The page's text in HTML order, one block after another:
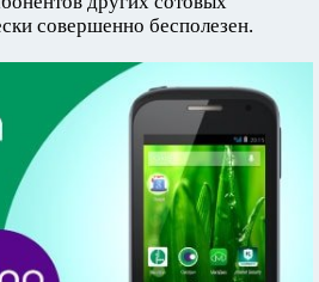
совершенно бесполезен.